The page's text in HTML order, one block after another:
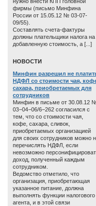
фирмы (письмо Минфина
России от 15.05.12 № 03-07-
09/55).
Составлять счета-фактуры
должны плательщики налога на
добавленную стоимость, а [...]
HОВОСТИ
Минфин разрешил не
НДФЛ со стоимости чая,
сахара, приобретаемых для
сотрудников
Минфин в письме от 30.08.12
03−04−06/6−262 согласился с
тем, что со стоимости чая,
кофе, сахара, сливок,
приобретаемых организацией
для своих сотрудников можно
перечислять НДФЛ, если
невозможно
доход, полученный каждым
сотрудником.
Ведомство отметило, что
организация, приобретающая
указанное питание, должна
выполнять функции налогового
агента, и в этой связи